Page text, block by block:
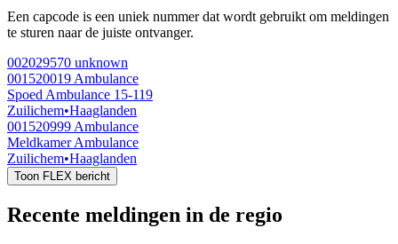
Een capcode is een uniek nummer dat wordt gebruikt om meldingen
te sturen naar de juiste ontvanger.
002029570 unknown
001520019 Ambulance
Spoed Ambulance 15-119
Zuilichem•Haaglanden
001520999 Ambulance
Meldkamer Ambulance
Zuilichem•Haaglanden
Toon FLEX bericht
Recente meldingen in de regio